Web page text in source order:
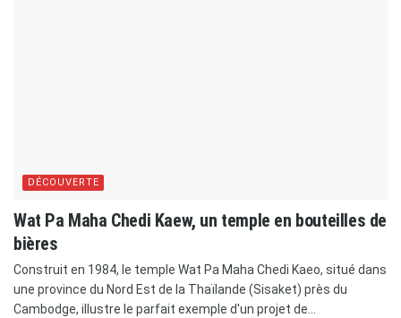
DÉCOUVERTE
Wat Pa Maha Chedi Kaew, un temple en bouteilles de
bières
Construit en 1984, le temple Wat Pa Maha Chedi Kaeo, situé dans
une province du Nord Est de la Thaïlande (Sisaket) près du
Cambodge, illustre le parfait exemple d'un projet de...